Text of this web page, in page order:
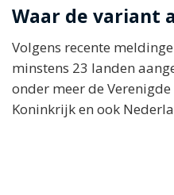
Waar de variant
Volgens recente
minstens 23 landen
onder meer de
Koninkrijk en ook